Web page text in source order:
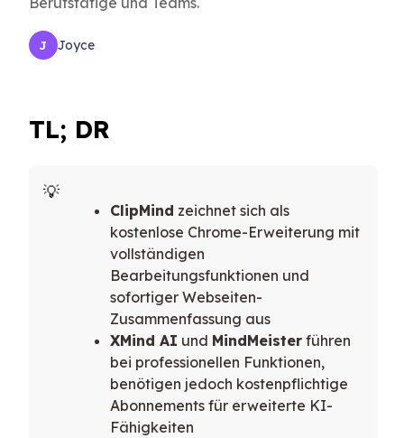
J Joyce
TL; DR
ClipMind zeichnet sich als
kostenlose Chrome-Erweiterung mit
vollständigen
Bearbeitungsfunktionen und
sofortiger Webseiten-
Zusammenfassung aus
XMind AI und MindMeister führen
bei professionellen Funktionen,
benötigen jedoch kostenpflichtige
Abonnements für erweiterte KI-
Fähigkeiten